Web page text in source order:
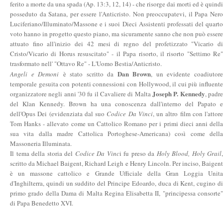
ferito a morte da una spada (Ap. 13:3, 12, 14) - che risorge dai morti ed è quindi
posseduto da Satana, per essere l'Anticristo. Non preoccupatevi, il Papa Nero
Luciferiano/Illuminato/Massone e i suoi Dieci Assistenti professati del quarto
voto hanno in progetto questo piano, ma sicuramente sanno che non può essere
attuato fino all'inizio dei 42 mesi di regno del profetizzato "Vicario di
Cristo/Vicario di Horus resuscitato" - il Papa risorto, il risorto "Settimo Re"
trasformato nell' "Ottavo Re" - L'Uomo Bestia/Anticristo.
Angeli e Demoni è stato scritto da Dan Brown, un evidente coadiutore
temporale gesuita con potenti connessioni con Hollywood, il cui più influente
organizzatore negli anni '30 fu il Cavaliere di Malta Joseph P. Kennedy, padre
del Klan Kennedy. Brown ha una conoscenza dall'interno del Papato e
dell'Opus Dei (evidenziata dal suo Codice Da Vinci, un altro film con l'attore
Tom Hanks - allevato come un Cattolico Romano per i primi dieci anni della
sua vita dalla madre Cattolica Portoghese-Americana) così come della
Massoneria Illuminata.
Il tema della storia del Codice Da Vinci fu preso da Holy Blood, Holy Grail,
scritto da Michael Baigent, Richard Leigh e Henry Lincoln. Per inciso, Baigent
è un massone cattolico e Grande Ufficiale della Gran Loggia Unita
d'Inghilterra, quindi un suddito del Principe Edoardo, duca di Kent, cugino di
primo grado della Dama di Malta Regina Elisabetta II, "principessa consorte"
di Papa Benedetto XVI.